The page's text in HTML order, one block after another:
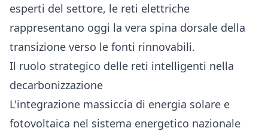
esperti del settore, le reti elettriche
rappresentano oggi la vera spina dorsale della
transizione verso le fonti rinnovabili.
Il ruolo strategico delle reti intelligenti nella
decarbonizzazione
L'integrazione massiccia di energia solare e
fotovoltaica nel sistema energetico nazionale